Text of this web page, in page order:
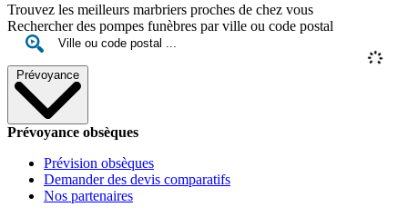
Trouvez les meilleurs marbriers proches de chez vous
Rechercher des pompes funèbres par ville ou code postal
Prévoyance
Prévoyance obsèques
Prévision obsèques
Demander des devis comparatifs
Nos partenaires